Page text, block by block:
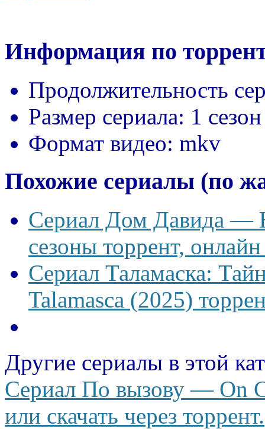
Информация по
Продолжительность
Размер сериала: 1
Формат видео: mkv
Похожие сериалы (по
Сериал Дом Давида —
сезоны торрент,
Сериал Таламаска:
Talamasca (2025)
Другие сериалы в этой
Сериал По вызову — On
или скачать через торрент.